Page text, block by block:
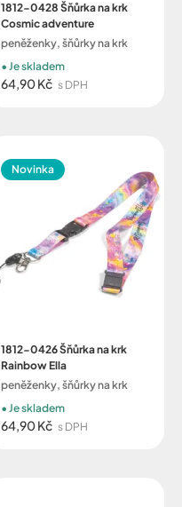
1812-0428 Šňůrka na krk
Cosmic adventure
peněženky, šňůrky na krk
64,90 Kč s DPH
Je skladem
Novinka
1812-0426 Šňůrka na krk
Rainbow Ella
peněženky, šňůrky na krk
64,90 Kč s DPH
Je skladem